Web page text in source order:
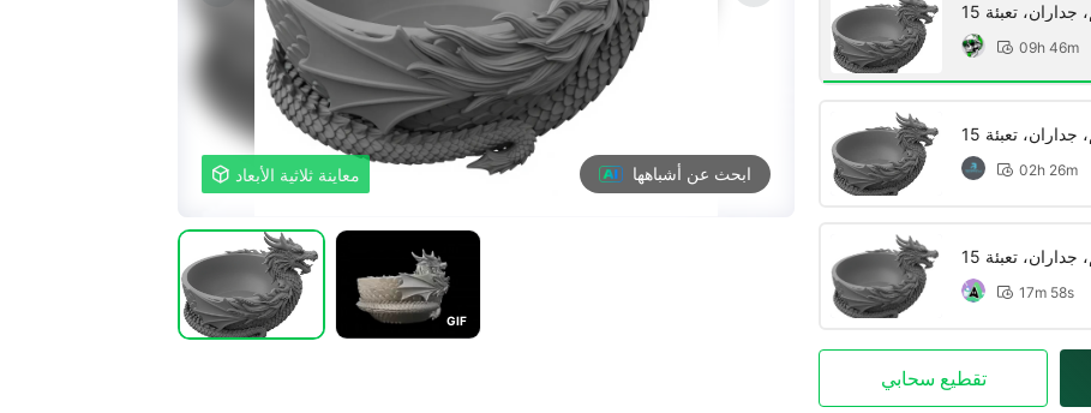
 معاينة ثلاثية الأبعاد ابحث عن أشباهها
GIF
 09h 46m
 02h 26m
 17m 58s
تقطيع سحابي